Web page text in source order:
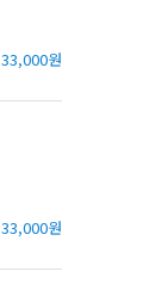
33,000원
33,000원